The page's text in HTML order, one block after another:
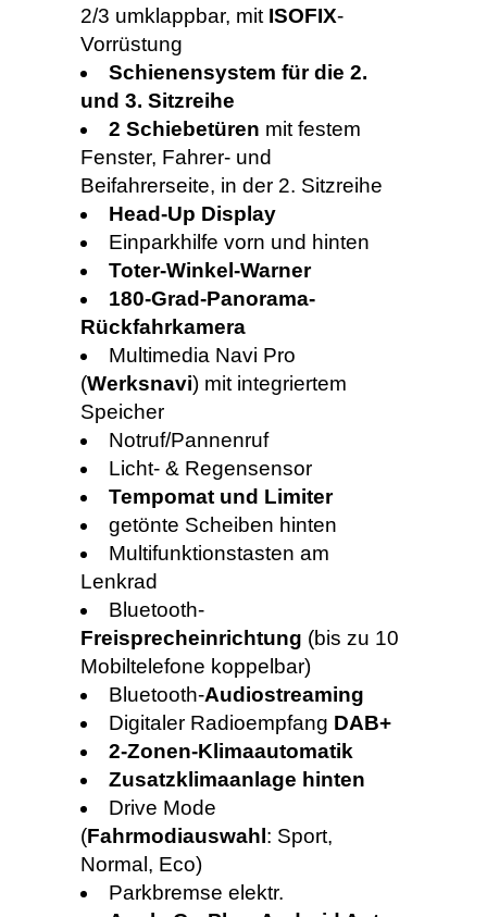
2/3 umklappbar, mit ISOFIX-
Vorrüstung
Schienensystem für die 2.
und 3. Sitzreihe
2 Schiebetüren mit festem
Fenster, Fahrer- und
Beifahrerseite, in der 2. Sitzreihe
Head-Up Display
Einparkhilfe vorn und hinten
Toter-Winkel-Warner
180-Grad-Panorama-
Rückfahrkamera
Multimedia Navi Pro
(Werksnavi) mit integriertem
Speicher
Notruf/Pannenruf
Licht- & Regensensor
Tempomat und Limiter
getönte Scheiben hinten
Multifunktionstasten am
Lenkrad
Bluetooth-
Freisprecheinrichtung (bis zu 10
Mobiltelefone koppelbar)
Bluetooth-Audiostreaming
Digitaler Radioempfang DAB+
2-Zonen-Klimaautomatik
Zusatzklimaanlage hinten
Drive Mode
(Fahrmodiauswahl : Sport,
Normal, Eco)
Parkbremse elektr.